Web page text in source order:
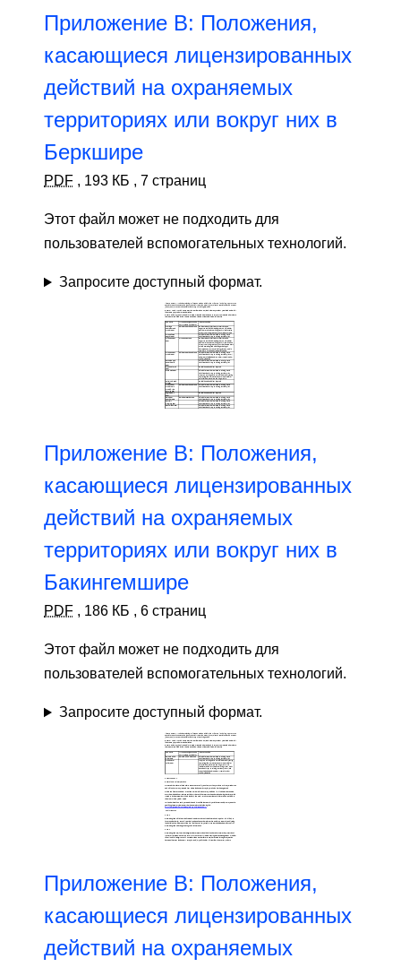
Приложение B: Положения,
касающиеся лицензированных
действий на охраняемых
территориях или вокруг них в
Беркшире
PDF , 193 КБ , 7 страниц
Этот файл может не подходить для
пользователей вспомогательных технологий.
Запросите доступный формат.
Приложение B: Положения,
касающиеся лицензированных
действий на охраняемых
территориях или вокруг них в
Бакингемшире
PDF , 186 КБ , 6 страниц
Этот файл может не подходить для
пользователей вспомогательных технологий.
Запросите доступный формат.
Приложение B: Положения,
касающиеся лицензированных
действий на охраняемых